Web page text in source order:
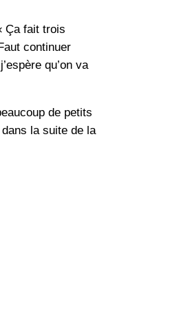
Ça fait trois
continuer
qu’on va
de petits
la suite de la